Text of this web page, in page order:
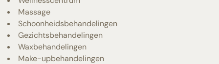
Massage
Schoonheidsbehandelingen
Gezichtsbehandelingen
Waxbehandelingen
Make-upbehandelingen